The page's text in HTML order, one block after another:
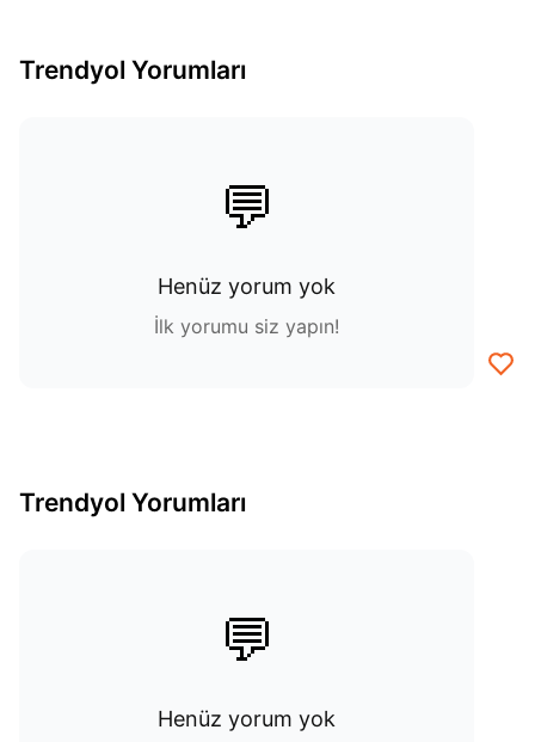
Trendyol Yorumları
💬
Henüz yorum yok
İlk yorumu siz yapın!
Trendyol Yorumları
💬
Henüz yorum yok